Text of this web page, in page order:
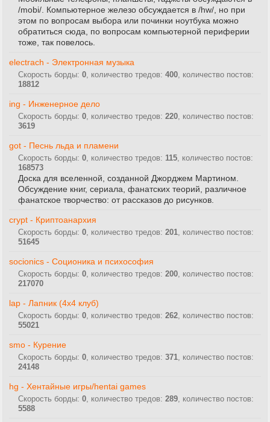
/mobi/. Компьютерное железо обсуждается в /hw/, но при
этом по вопросам выбора или починки ноутбука можно
обратиться сюда, по вопросам компьютерной периферии
тоже, так повелось.
electrach - Электронная музыка
Скорость борды:0 , количество тредов:400 , количество постов:
18812
ing - Инженерное дело
Скорость борды:0 , количество тредов:220 , количество постов:
3619
got - Песнь льда и пламени
Скорость борды:0 , количество тредов: 115 , количество постов:
168573
Доска для вселенной, созданной Джорджем Мартином.
Обсуждение книг, сериала, фанатских теорий, различное
фанатское творчество: от рассказов до рисунков.
crypt - Криптоанархия
Скорость борды:0 , количество тредов:201 , количество постов:
51645
socionics - Соционика и психософия
Скорость борды:0 , количество тредов:200 , количество постов:
217070
lap - Лапник (4x4 клуб)
Скорость борды:0 , количество тредов:262 , количество постов:
55021
smo - Курение
Скорость борды:0 , количество тредов:371 , количество постов:
24148
hg - Хентайные игры/hentai games
Скорость борды:0 , количество тредов:289 , количество постов:
5588